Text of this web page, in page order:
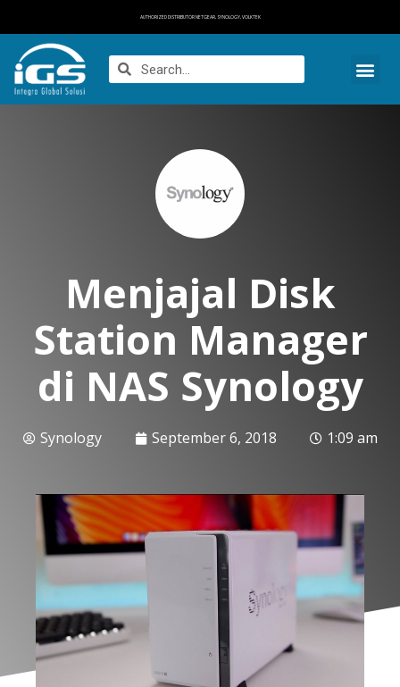
AUTHORIZED DISTRIBUTOR NETGEAR, SYNOLOGY, VOLKTEK
Menjajal Disk
Station Manager
di NAS Synology
Synology September 6, 2018 1:09 am